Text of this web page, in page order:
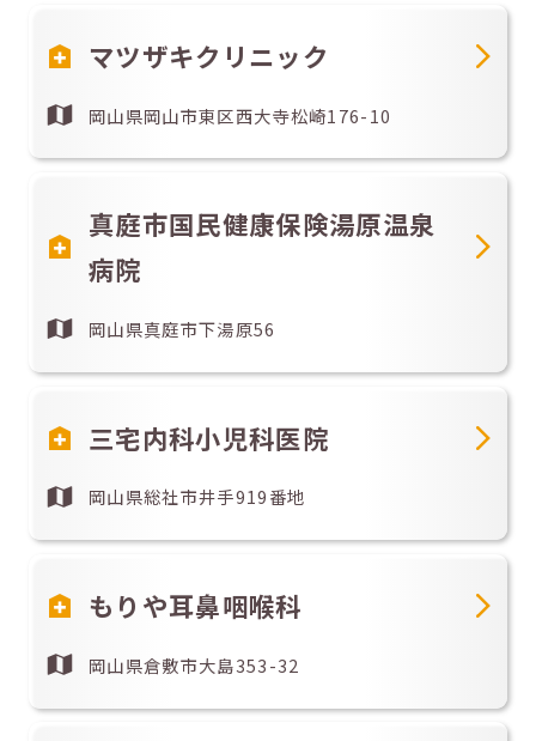
マツザキクリニック
岡山県岡山市東区西大寺松崎176-10
真庭市国民健康保険湯原温泉
病院
岡山県真庭市下湯原56
三宅内科小児科医院
岡山県総社市井手919番地
もりや耳鼻咽喉科
岡山県倉敷市大島353-32